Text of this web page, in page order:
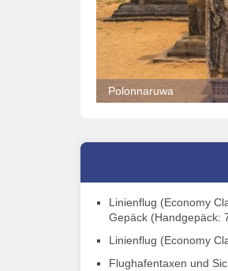
Polonnaruwa
Linienflug (Economy
Gepäck (Handgepäck:
Linienflug (Economy
Flughafentaxen und